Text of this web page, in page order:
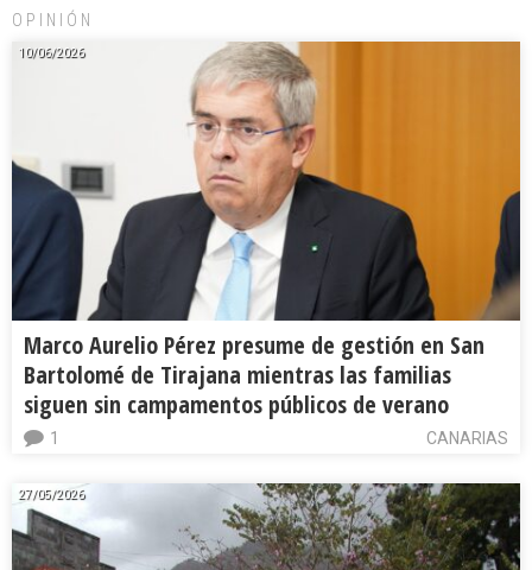
OPINIÓN
10/06/2026
Marco Aurelio Pérez presume de gestión en San
Bartolomé de Tirajana mientras las familias
siguen sin campamentos públicos de verano
CANARIAS
1
27/05/2026